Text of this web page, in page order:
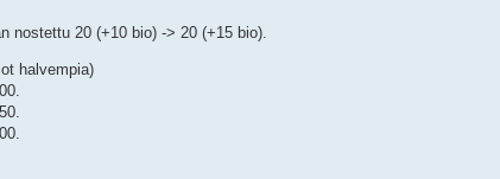
nostettu 20 (+10 bio) -> 20 (+15 bio).
halvempia)